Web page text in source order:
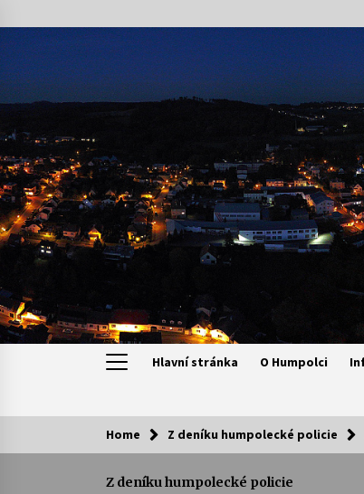
to
content
Hlavní stránka O Humpolci
Kam za kulturou?
Home Z deníku humpolecké policie
Z deníku humpolecké policie